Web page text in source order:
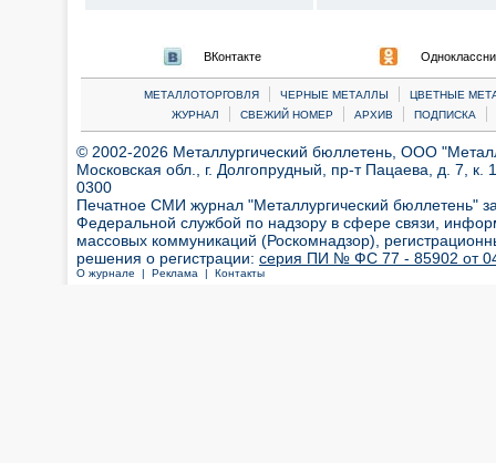
ВКонтакте
МЕТАЛЛОТОРГОВЛЯ | ЧЕРНЫЕ МЕТАЛЛЫ |
ЦВЕТНЫЕ
ЖУРНАЛ
| СВЕЖИЙ НОМЕР | АРХИВ | ПОДПИСКА |
© 2002-2026 Металлургический бюллетень, ООО
Московская обл., г. Долгопрудный, пр-т Пацаева, д. 7,
0300
Печатное СМИ журнал "Металлургический бюллетень"
Федеральной службой по надзору в сфере связи,
массовых коммуникаций (Роскомнадзор),
решения о регистрации: серия ПИ № ФС 77 - 85902 от 04
О журнале | Реклама | Контакты